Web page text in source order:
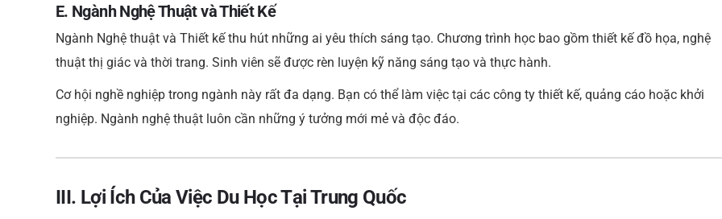
E. Ngành Nghệ Thuật và Thiết Kế
Ngành Nghệ thuật và Thiết kế thu hút những ai yêu thích sáng tạo. Chương trình học bao gồm thiết kế đồ họa, nghệ
thuật thị giác và thời trang. Sinh viên sẽ được rèn luyện kỹ năng sáng tạo và thực hành.
Cơ hội nghề nghiệp trong ngành này rất đa dạng. Bạn có thể làm việc tại các công ty thiết kế, quảng cáo hoặc khởi
nghiệp. Ngành nghệ thuật luôn cần những ý tưởng mới mẻ và độc đáo.
III. Lợi Ích Của Việc Du Học Tại Trung Quốc